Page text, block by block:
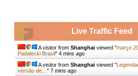
Live Traffic Feed
A visitor from Shanghaiviewed "março
Padalecki Brasil" 4 mins ago
A visitor from Shanghaiviewed "
versão de… " 7 mins ago